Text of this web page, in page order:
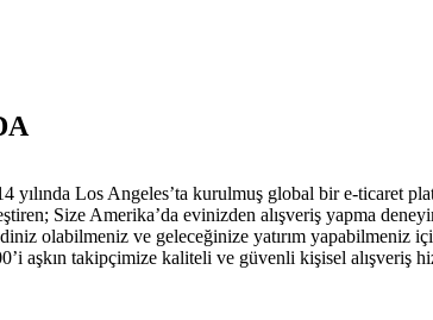
yılında Los Angeles’ta kurulmuş global bir e-ticaret
Size Amerika’da evinizden alışveriş yapma
olabilmeniz ve geleceğinize yatırım yapabilmeniz
aşkın takipçimize kaliteli ve güvenli kişisel alışveriş